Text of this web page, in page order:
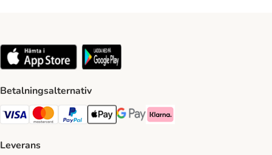
Betalningsalternativ
VISA Payment Method
Mastercard Payment Method
Paypal Payment Method
Apple Pay Payment Method
Google Pay Payment Method
Klarna Payment Method
Leverans